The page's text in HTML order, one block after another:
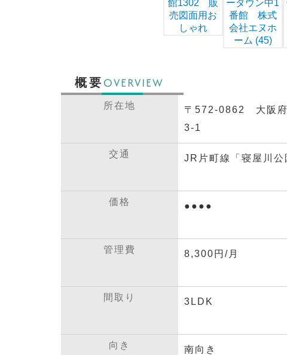
概要OVERVIEW
所在地
〒572-0862 大阪府
3-1
交通 JR片町線「寝屋川公
価格 ●●●●
管理費 8,300円/月
間取り 3LDK
向き 南向き